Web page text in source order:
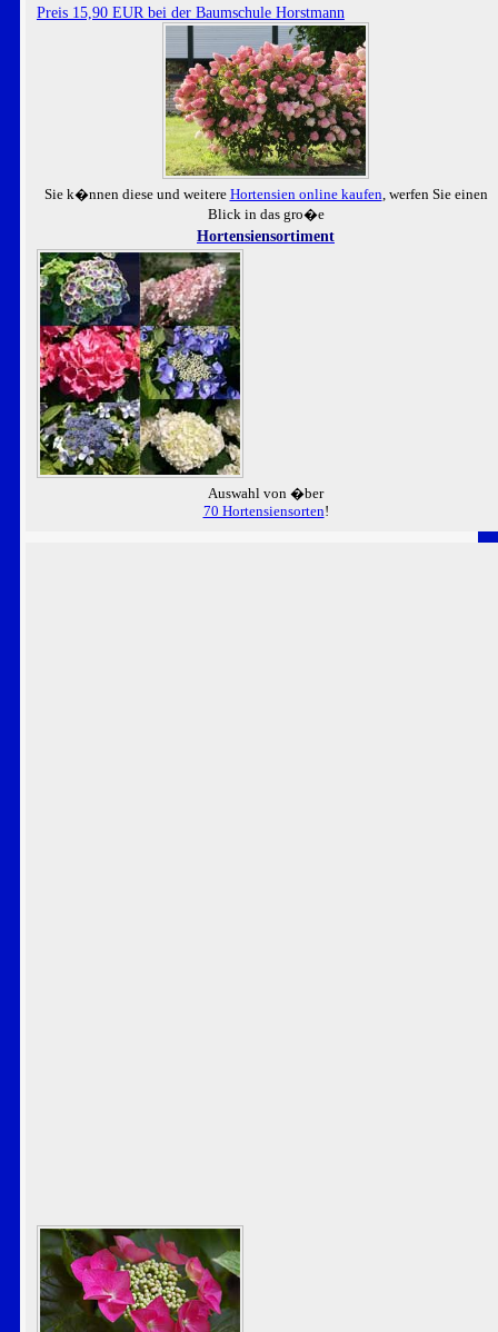
Preis 15,90 EUR bei der Baumschule Horstmann
Sie k�nnen diese und weitere Hortensien online kaufen, werfen Sie einen
Blick in das gro�e
Hortensiensortiment
Auswahl von �ber
70 Hortensiensorten!